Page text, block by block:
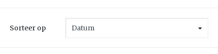
Sorteer op